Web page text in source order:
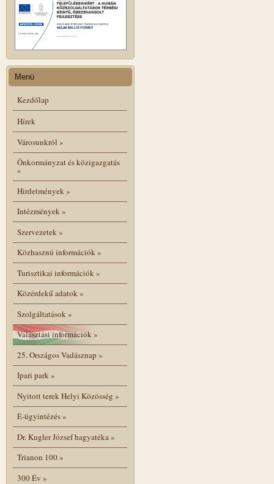
Menü
Kezdőlap
Hírek
Városunkról »
Önkormányzat és közigazgatás
»
Hirdetmények»
Intézmények»
Szervezetek»
Közhasznú információk»
Turisztikai információk»
Közérdekű adatok»
Szolgáltatások»
Választási információk»
25. Országos Vadásznap »
Ipari park»
Nyitott terek Helyi Közösség »
E-ügyintézés»
Dr. Kugler József hagyatéka»
Trianon 100»
300 Év »